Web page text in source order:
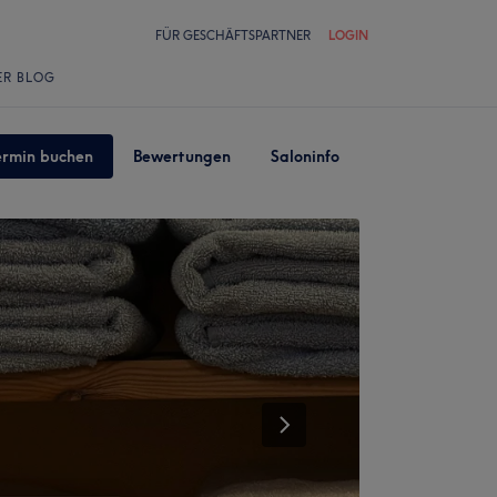
FÜR GESCHÄFTSPARTNER LOGIN
BLOG
buchen Bewertungen Saloninfo